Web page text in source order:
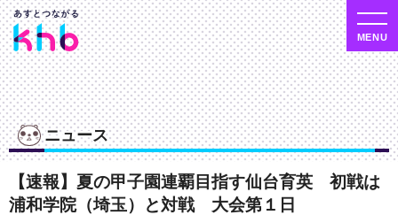
ニュース
【速報】夏の甲子園連覇目指す仙台育英 初戦は
浦和学院（埼玉）と対戦 大会第１日